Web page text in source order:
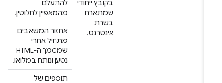
בקובץ ייחודי
שמתארח
בשרת
אינטרנט.
להתעלם
מהמאפיין לחלוטין.
אחזור המשאבים
מתחיל אחרי
שמסמך ה-HTML
נטען ונותח במלואו.
תוספים של